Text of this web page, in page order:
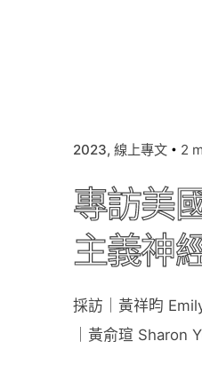
2023 線上專文 2
專訪美
主義神
採訪｜黃祥昀
｜黃俞瑄 Sharon